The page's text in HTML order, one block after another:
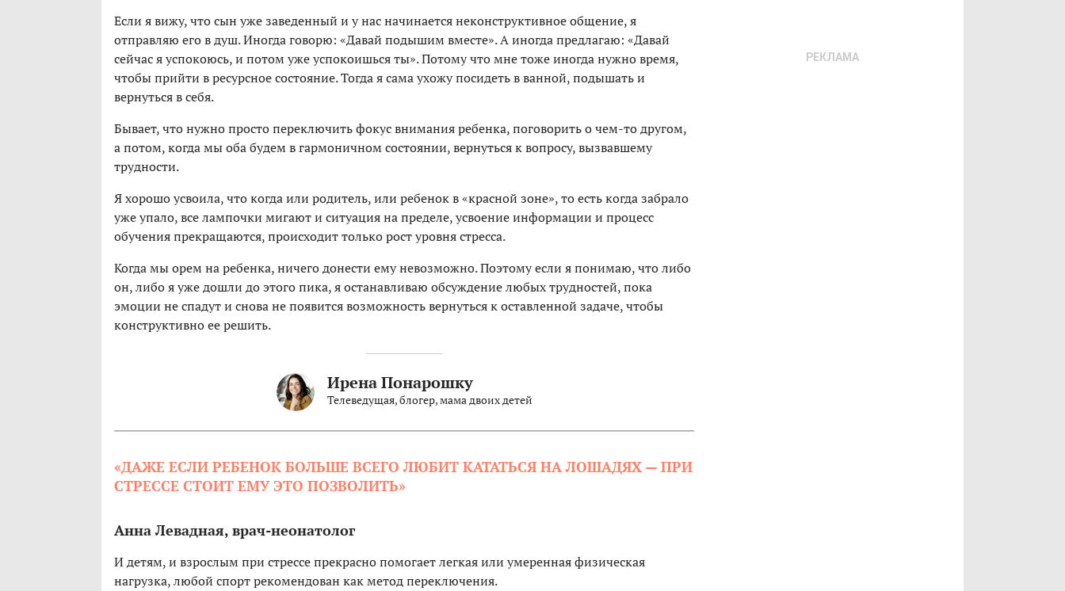
Если я вижу, что сын уже заведенный и у нас начинается неконструктивное общение, я
отправляю его в душ. Иногда говорю: «Давай подышим вместе». А иногда предлагаю: «Давай
сейчас я успокоюсь, и потом уже успокоишься ты». Потому что мне тоже иногда нужно время,
чтобы прийти в ресурсное состояние. Тогда я сама ухожу посидеть в ванной, подышать и
вернуться в себя.
Бывает, что нужно просто переключить фокус внимания ребенка, поговорить о чем-то другом,
а потом, когда мы оба будем в гармоничном состоянии, вернуться к вопросу, вызвавшему
трудности.
Я хорошо усвоила, что когда или родитель, или ребенок в «красной зоне», то есть когда забрало
уже упало, все лампочки мигают и ситуация на пределе, усвоение информации и процесс
обучения прекращаются, происходит только рост уровня стресса.
Когда мы орем на ребенка, ничего донести ему невозможно. Поэтому если я понимаю, что либо
он, либо я уже дошли до этого пика, я останавливаю обсуждение любых трудностей, пока
эмоции не спадут и снова не появится возможность вернуться к оставленной задаче, чтобы
конструктивно ее решить.
Ирена Понарошку
Телеведущая, блогер, мама двоих детей
«ДАЖЕ ЕСЛИ РЕБЕНОК БОЛЬШЕ ВСЕГО ЛЮБИТ КАТАТЬСЯ НА ЛОШАДЯХ — ПРИ
СТРЕССЕ СТОИТ ЕМУ ЭТО ПОЗВОЛИТЬ»
Анна Левадная, врач-неонатолог
И детям, и взрослым при стрессе прекрасно помогает легкая или умеренная физическая
нагрузка, любой спорт рекомендован как метод переключения.